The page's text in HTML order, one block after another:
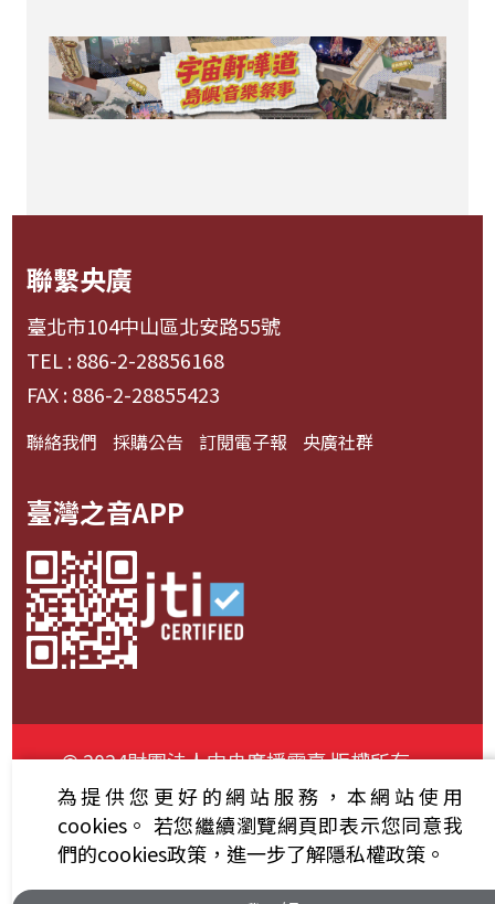
聯繫央廣
臺北市104中山區北安路55號
TEL : 886-2-28856168
FAX : 886-2-28855423
聯絡我們 採購公告 訂閱電子報 央廣社群
臺灣之音APP
© 2024財團法人中央廣播電臺 版權所有
資通安全政策聲明
服務條款 隱私權條款
為提供您更好的網站服務，本網站使用
cookies。 若您繼續瀏覽網頁即表示您同意我
們的cookies政策，進一步了解隱私權政策。